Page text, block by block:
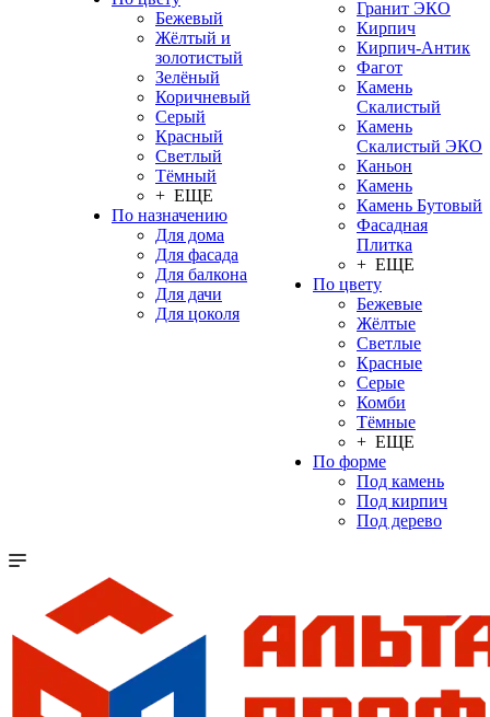
Бежевый
Жёлтый и
золотистый
Зелёный
Коричневый
Серый
Красный
Светлый
Тёмный
+ ЕЩЕ
По назначению
Для дома
Для фасада
Для балкона
Для дачи
Для цоколя
Гранит ЭКО
Кирпич
Кирпич-Антик
Фагот
Камень
Скалистый
Камень
Скалистый ЭКО
Каньон
Камень
Камень Бутовый
Фасадная
Плитка
+ ЕЩЕ
По цвету
Бежевые
Жёлтые
Светлые
Красные
Серые
Комби
Тёмные
+ ЕЩЕ
По форме
Под камень
Под кирпич
Под дерево